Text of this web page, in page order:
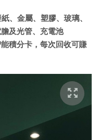
、金屬、塑膠、玻璃、
及光管、充電池
積分卡，每次回收可賺